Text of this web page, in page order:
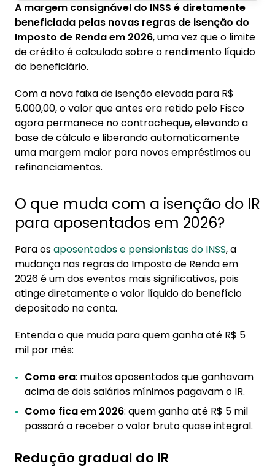
1. O que muda com a isenção do IR para
aposentados em 2026?
1.1. Redução gradual do IR
1.2. Quando começa a valer a regra do IR
2. Como calcular a nova margem consignável
2.1. Regras da margem para aposentados e
pensionistas
3. Isenção do IR aumenta o valor líquido do
3.1. O que entra no cálculo da margem
consignável INSS
anos
4. Empréstimo consignado com a nova
margem de 2026
4.1. Aumento do salário mínimo libera
4.2. Refinanciar ou contratar novo
5. Planejamento financeiro 2026
A margem consignável do INSS é diretamente
beneficiada pelas novas regras de isenção do
Imposto de Renda em 2026, uma vez que o limite
de crédito é calculado sobre o rendimento líquido
do beneficiário.
Com a nova faixa de isenção elevada para R$
5.000,00, o valor que antes era retido pelo Fisco
agora permanece no contracheque, elevando a
base de cálculo e liberando automaticamente
uma margem maior para novos empréstimos ou
refinanciamentos.
O que muda com a isenção do IR
para aposentados em 2026?
Para osaposentados e pensionistas do INSS, a
mudança nas regras do Imposto de Renda em
2026 é um dos eventos mais significativos, pois
atinge diretamente o valor líquido do benefício
depositado na conta.
Entenda o que muda para quem ganha até R$ 5
mil por mês:
Como era: muitos aposentados que ganhavam
acima de dois salários mínimos pagavam o IR.
Como fica em 2026: quem ganha até R$ 5 mil
passará a receber o valor bruto quase integral.
Redução gradual do IR